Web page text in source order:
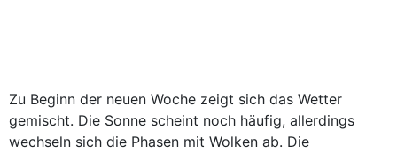
Zu Beginn der neuen Woche zeigt sich das Wetter
gemischt. Die Sonne scheint noch häufig, allerdings
wechseln sich die Phasen mit Wolken ab. Die